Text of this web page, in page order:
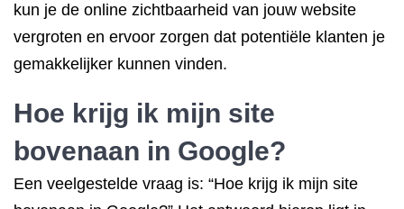
kun je de online zichtbaarheid van jouw website
vergroten en ervoor zorgen dat potentiële klanten je
gemakkelijker kunnen vinden.
Hoe krijg ik mijn site
bovenaan in Google?
Een veelgestelde vraag is: “Hoe krijg ik mijn site